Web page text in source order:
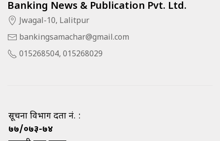
Banking News & Publication Pvt. Ltd.
Jwagal-10, Lalitpur
bankingsamachar@gmail.com
015268504, 015268029
सूचना विभाग दर्ता नं. :
७७/०७३-७४